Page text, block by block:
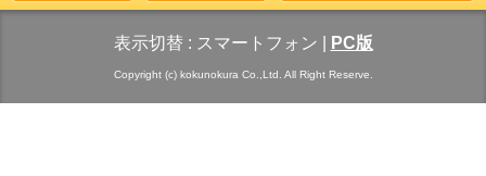
表示切替 : スマートフォン PC版
Copyright (c) kokunokura Co.,Ltd. All Right Reserve.